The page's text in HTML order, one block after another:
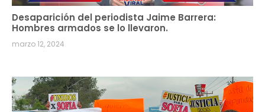
Desaparición del periodista Jaime Barrera:
Hombres armados se lo llevaron.
marzo 12, 2024